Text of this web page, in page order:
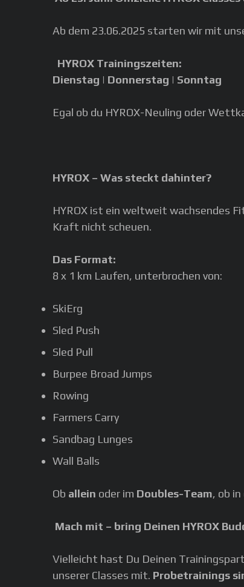
Ab dem 23.06.2025 starten wir mit
HYROX Trainingszeiten:
Dienstag | Donnerstag | Sonntag
Egal ob du HYROX-Neuling oder
HYROX – Was steckt dahinter?
HYROX ist ein weltweit wachsendes
Kraft nicht scheuen.
Das Format:
8 x 1 km Laufen, unterbrochen von:
SkiErg
Sled Push
Sled Pull
Burpee Broad Jumps
Rowing
Farmers Carry
Sandbag Lunges
Wall Balls
Ob allein oder im Doubles-Team, ob in
Mach mit – bring Deinen HYROX
Vielleicht hast Du Deinen
unserer Classes mit. Probetrainings